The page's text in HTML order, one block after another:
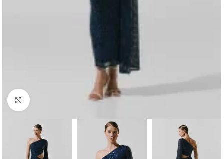
Haga clic para ampliar